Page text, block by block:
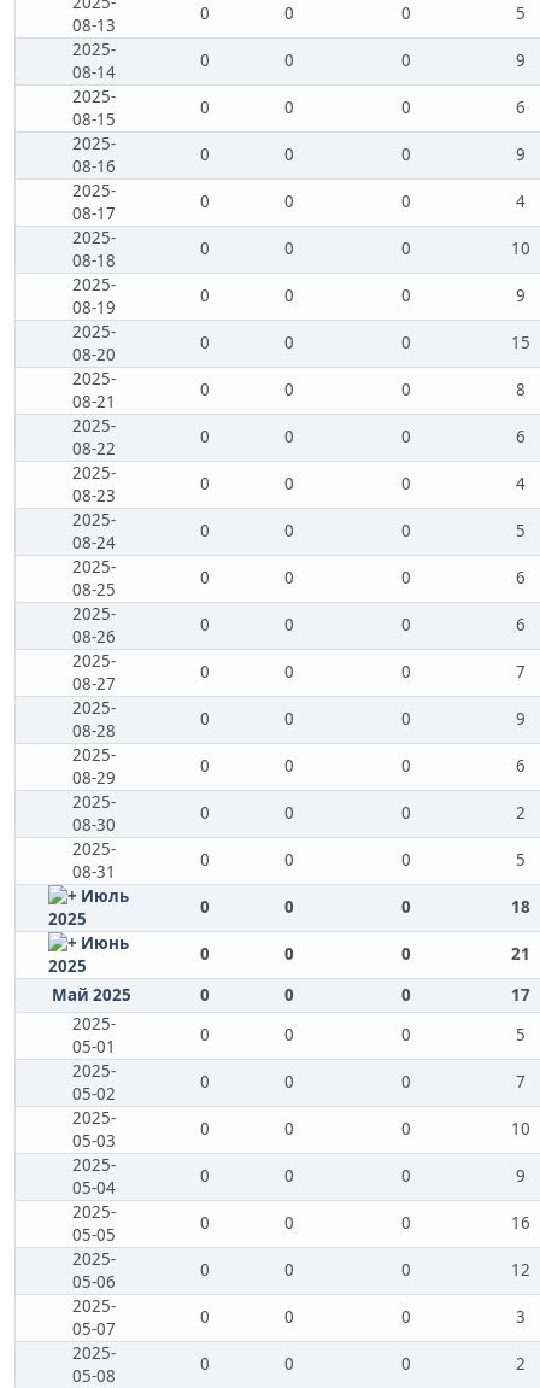
08-13
0 0 0
5
2025-
08-14
0 0 0
9
2025-
08-15
0 0 0
6
2025-
08-16
0 0 0
9
2025-
08-17
0 0 0
4
2025-
08-18
0 0 0
10
2025-
08-19
0 0 0
9
2025-
08-20
0 0 0
15
2025-
08-21
0 0 0
8
2025-
08-22
0 0 0
6
2025-
08-23
0 0 0
4
2025-
08-24
0 0 0
5
2025-
08-25
0 0 0
6
2025-
08-26
0 0 0
6
2025-
08-27
0 0 0
7
2025-
08-28
0 0 0
9
2025-
08-29
0 0 0
6
2025-
08-30
0 0 0
2
2025-
08-31
0 0 0
5
Июль
2025
0 0 0
18
Июнь
2025
0 0 0
21
Май 2025
0 0 0
17
2025-
05-01
0 0 0
5
2025-
05-02
0 0 0
7
2025-
05-03
0 0 0
10
2025-
05-04
0 0 0
9
2025-
05-05
0 0 0
16
2025-
05-06
0 0 0
12
2025-
05-07
0 0 0
3
2025-
05-08
0 0 0
2